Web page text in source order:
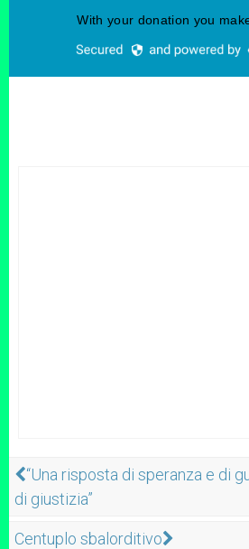
“Una risposta di speranza e di
di giustizia”
Centuplo sbalorditivo